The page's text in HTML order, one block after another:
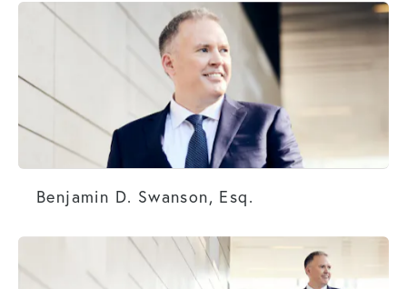
Benjamin D. Swanson, Esq.